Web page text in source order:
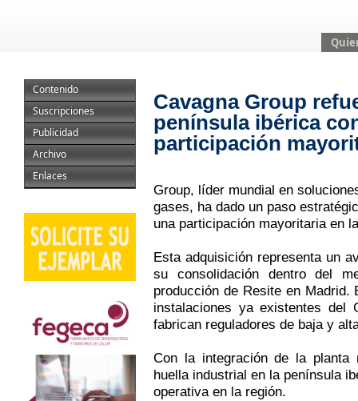
Contenido
Suscripciones
Publicidad
Archivo
Enlaces
Cavagna Group
península ibérica
participación
Group, líder mundial en
gases, ha dado un paso
una participación mayoritaria en
Esta adquisición representa un
su consolidación dentro del
producción de Resite en Madrid.
instalaciones ya existentes del
fabrican reguladores de baja y
Con la integración de la planta
huella industrial en la península
operativa en la región.